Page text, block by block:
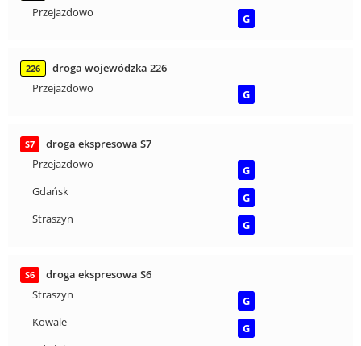
Przejazdowo
G
226
droga wojewódzka 226
Przejazdowo
G
S7
droga ekspresowa S7
Przejazdowo
G
Gdańsk
G
Straszyn
G
S6
droga ekspresowa S6
Straszyn
G
Kowale
G